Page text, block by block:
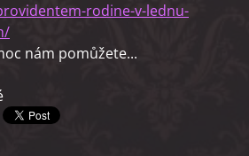
rodine-v-lednu-
nám pomůžete...